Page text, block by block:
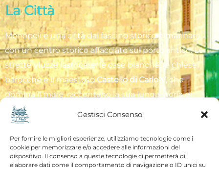
Gestisci Consenso
Per fornire le migliori esperienze, utilizziamo tecnologie come i
cookie per memorizzare e/o accedere alle informazioni del
dispositivo. Il consenso a queste tecnologie ci permetterà di
elaborare dati come il comportamento di navigazione o ID unici su
La Città
Monopoli è una città dal fascino storico e marinaro,
con un centro storico affacciato sul porto antico. Le
strette viuzze lastricate, le case bianche, le chiese
barocche e il maestosoCastello di Carlo V, che
domina il mare, raccontano la sua lunga storia di
dominio e commercio.
all’agricoltura, in particolare alla produzione di olio
d’oliva e vino. Oggi è anche una rinomata meta